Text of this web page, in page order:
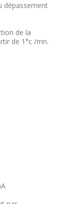
dépassement
de la
de 1°c /mn.